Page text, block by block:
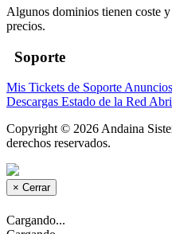
Algunos dominios tienen coste
precios.
Soporte
Mis Tickets de Soporte Anuncios
Descargas Estado de la Red
Copyright © 2026 Andaina
derechos reservados.
× Cerrar
Cargando...